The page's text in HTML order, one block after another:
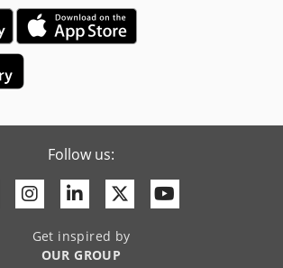
Follow us:
FacebookInstagram
LinkedinTwitter
Get inspired by
OUR GROUP